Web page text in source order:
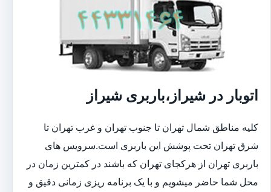
اتوبار در شیراز،باربری شیراز
کلیه مناطق شمال تهران تا جنوب تهران و غرب تهران تا
شرق تهران تحت پوشش این باربری است.سرویس های
باربری تهران از هرکجای تهران که باشند در کمترین زمان در
محل شما حاضر میشویم و با یک برنامه ریزی زمانی دقیق و